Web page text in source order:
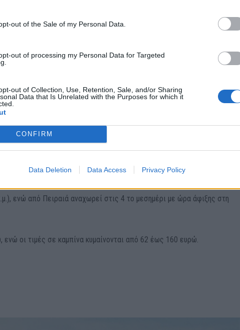
out of the Sale of my Personal Data.
out of processing my Personal Data for Targeted
out of Collection, Use, Retention, Sale, and/or Sharing
Data that Is Unrelated with the Purposes for which it
CONFIRM
Data Deletion Data Access Privacy Policy
Γραμμών από Σούδα προς Πειραιά εκτελείται κάθε βράδυ στις 12
ενώ από Πειραιά αναχωρεί στις 4 το μεσημέρι με ώρα άφιξης στη
ενώ οι τιμές σε καμπίνα κυμαίνονται από 62 έως 160 ευρώ.